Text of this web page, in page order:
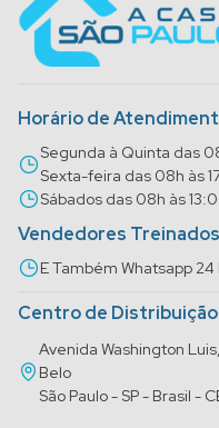
Horário de
Segunda à Quinta das
Sexta-feira das 08h às
Sábados das 08h às
Vendedores
E Também Whatsapp
Centro de
Avenida Washington
Belo
São Paulo - SP - Brasil -